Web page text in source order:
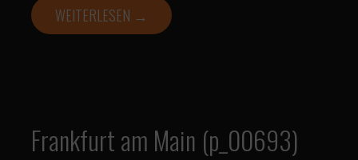
WEITERLESEN →
Frankfurt am Main (p_00693)